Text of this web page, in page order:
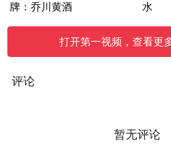
牌：乔川黄酒
水
打开第一视频，查看更
评论
暂无评论